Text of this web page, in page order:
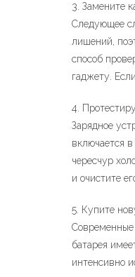
3. Замените
Следующее
лишений,
способ
гаджету.
4.
Зарядное
включается
чересчур
и очистите
5. Купите
Современные
батарея
интенсивно